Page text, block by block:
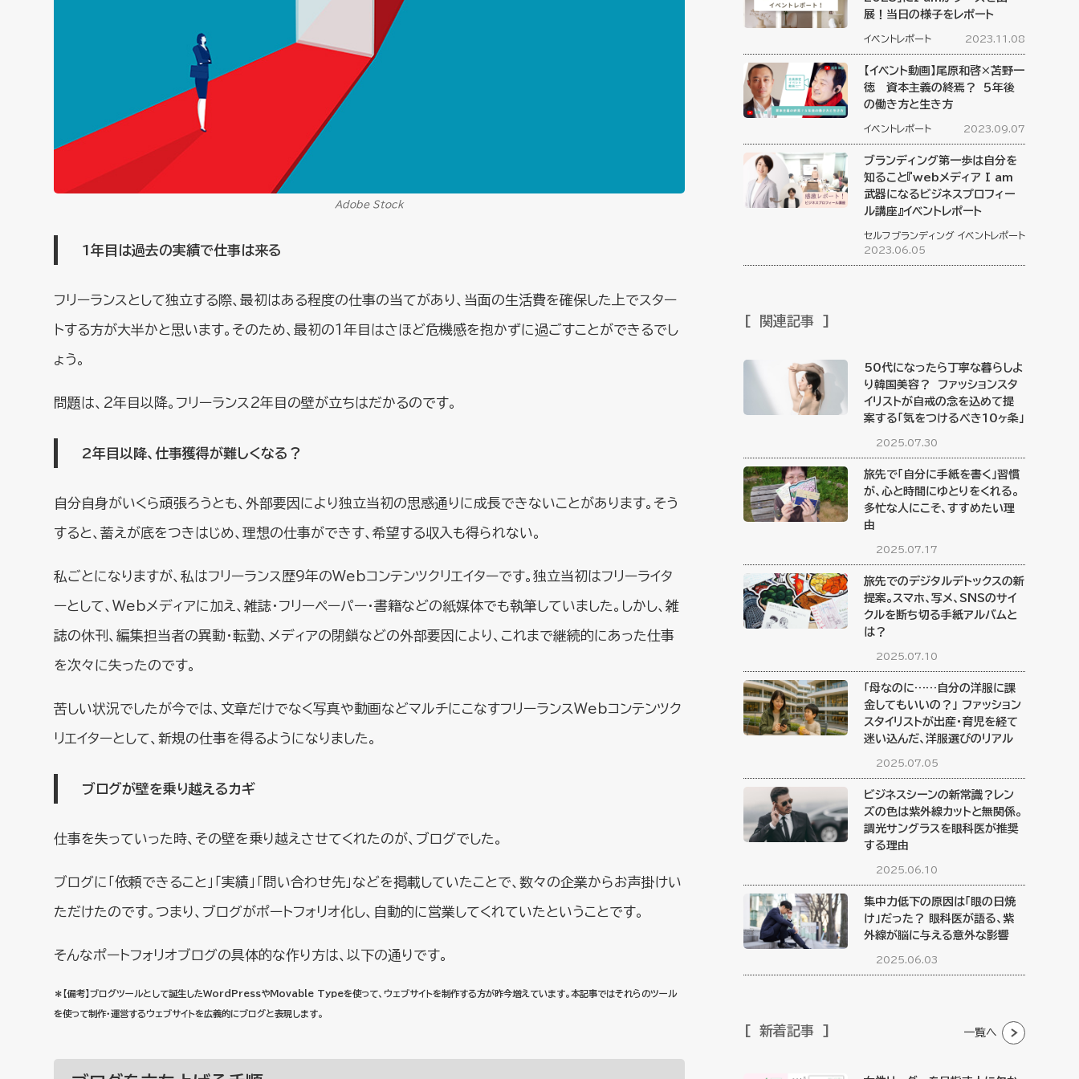
Adobe Stock
1年目は過去の実績で仕事は来る
フリーランスとして独立する際、最初はある程度の仕事の当てがあり、当面の生活費を確保した上でスター
トする方が大半かと思います。そのため、最初の1年目はさほど危機感を抱かずに過ごすことができるでし
ょう。
問題は、2年目以降。フリーランス2年目の壁が立ちはだかるのです。
2年目以降、仕事獲得が難しくなる？
自分自身がいくら頑張ろうとも、外部要因により独立当初の思惑通りに成長できないことがあります。そう
すると、蓄えが底をつきはじめ、理想の仕事ができす、希望する収入も得られない。
私ごとになりますが、私はフリーランス歴9年のWebコンテンツクリエイターです。独立当初はフリーライタ
ーとして、Webメディアに加え、雑誌・フリーペーパー・書籍などの紙媒体でも執筆していました。しかし、雑
誌の休刊、編集担当者の異動・転勤、メディアの閉鎖などの外部要因により、これまで継続的にあった仕事
を次々に失ったのです。
苦しい状況でしたが今では、文章だけでなく写真や動画などマルチにこなすフリーランスWebコンテンツク
リエイターとして、新規の仕事を得るようになりました。
ブログが壁を乗り越えるカギ
仕事を失っていった時、その壁を乗り越えさせてくれたのが、ブログでした。
ブログに「依頼できること」「実績」「問い合わせ先」などを掲載していたことで、数々の企業からお声掛けい
ただけたのです。つまり、ブログがポートフォリオ化し、自動的に営業してくれていたということです。
そんなポートフォリオブログの具体的な作り方は、以下の通りです。
＊【備考】ブログツールとして誕生したWordPressやMovable Typeを使って、ウェブサイトを制作する方が昨今増えています。本記事ではそれらのツール
を使って制作・運営するウェブサイトを広義的にブログと表現します。
展！当日の様子をレポート
イベントレポート 2023.11.08
【イベント動画】尾原和啓×苫野一
徳 資本主義の終焉？ ５年後
の働き方と生き方
イベントレポート 2023.09.07
ブランディング第一歩は自分を
知ること『webメディア I am
武器になるビジネスプロフィー
ル講座』イベントレポート
セルフブランディング イベントレポート
2023.06.05
関連記事
50代になったら丁寧な暮らしよ
り韓国美容？ ファッションスタ
イリストが自戒の念を込めて提
案する「気をつけるべき10ヶ条」
2025.07.30
旅先で「自分に手紙を書く」習慣
が、心と時間にゆとりをくれる。
多忙な人にこそ、すすめたい理
由
2025.07.17
旅先でのデジタルデトックスの新
提案。スマホ、写メ、SNSのサイ
クルを断ち切る手紙アルバムと
は？
2025.07.10
「母なのに……自分の洋服に課
金してもいいの？」 ファッション
スタイリストが出産・育児を経て
迷い込んだ、洋服選びのリアル
2025.07.05
ビジネスシーンの新常識？レン
ズの色は紫外線カットと無関係。
調光サングラスを眼科医が推奨
する理由
2025.06.10
集中力低下の原因は「眼の日焼
け」だった？ 眼科医が語る、紫
外線が脳に与える意外な影響
2025.06.03
新着記事 一覧へ